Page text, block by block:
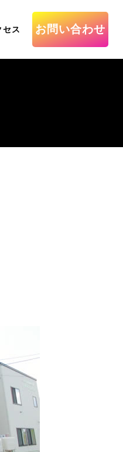
セス お問い合わせ